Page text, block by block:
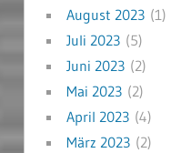
August 2023(1)
Juli 2023(5)
Juni 2023(2)
Mai 2023(2)
April 2023(4)
März 2023(2)